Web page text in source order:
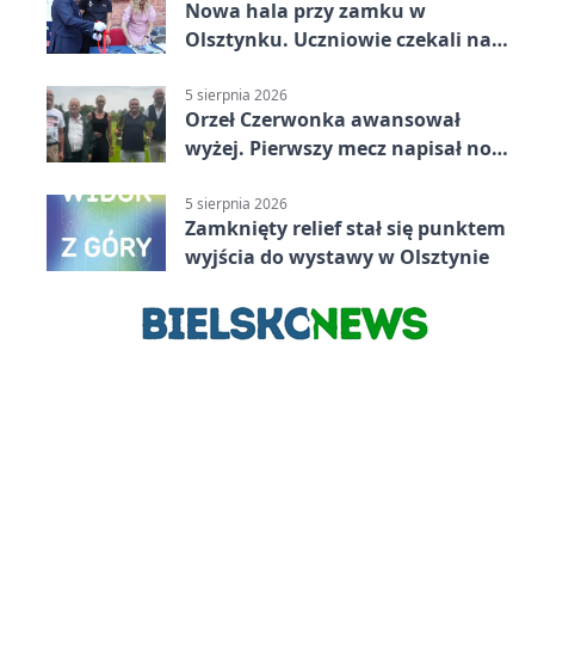
Nowa hala przy zamku w
Olsztynku. Uczniowie czekali na
5 sierpnia 2026
Orzeł Czerwonka awansował
wyżej. Pierwszy mecz napisał nowy
5 sierpnia 2026
Zamknięty relief stał się punktem
wyjścia do wystawy w Olsztynie